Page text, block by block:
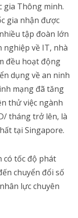
gia Thông minh.
gia nhận được
tập đoàn lớn
nghiệp về IT, nhà
đều hoạt động
dụng về an ninh
mạng đã tăng
thử việc ngành
tháng trở lên, là
tại Singapore.
có tốc độ phát
chuyển đổi số
lực chuyên